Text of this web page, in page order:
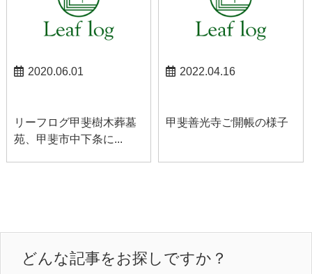
2020.06.01
リーフログ甲斐樹木葬墓
苑、甲斐市中下条に...
2022.04.16
甲斐善光寺ご開帳の様子
どんな記事をお探しですか？